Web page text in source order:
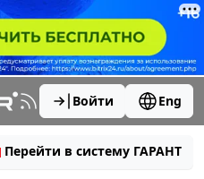
Войти Eng
Перейти в систему ГАРАНТ